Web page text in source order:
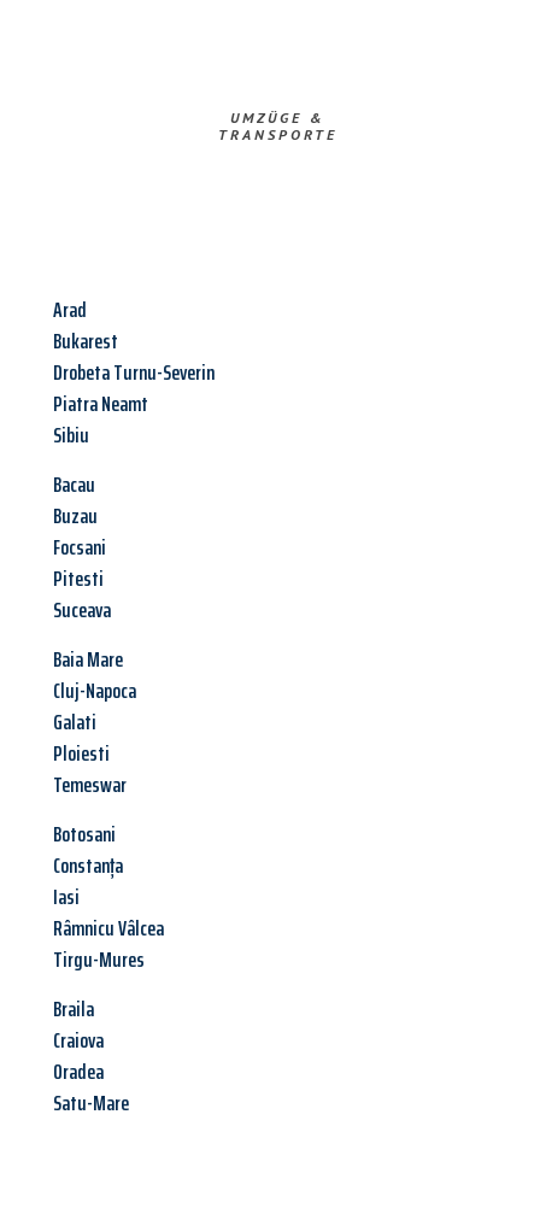
UMZÜGE &
TRANSPORTE
Arad
Bukarest
Drobeta Turnu-Severin
Piatra Neamt
Sibiu
Bacau
Buzau
Focsani
Pitesti
Suceava
Baia Mare
Cluj-Napoca
Galati
Ploiesti
Temeswar
Botosani
Constanța
Iasi
Râmnicu Vâlcea
Tirgu-Mures
Braila
Craiova
Oradea
Satu-Mare